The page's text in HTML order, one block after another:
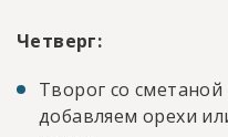
Четверг:
Творог со
добавляем орехи